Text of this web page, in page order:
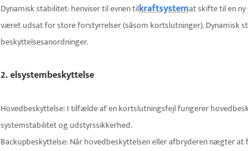
Dynamisk stabilitet: henviser til evnen tilkraftsystemat skifte til en
været udsat for store forstyrrelser (såsom kortslutninger). Dynamisk
beskyttelsesanordninger.
2. elsystembeskyttelse
Hovedbeskyttelse: I tilfælde af en kortslutningsfejl fungerer
systemstabilitet og udstyrssikkerhed.
Backupbeskyttelse: Når hovedbeskyttelsen eller afbryderen nægter